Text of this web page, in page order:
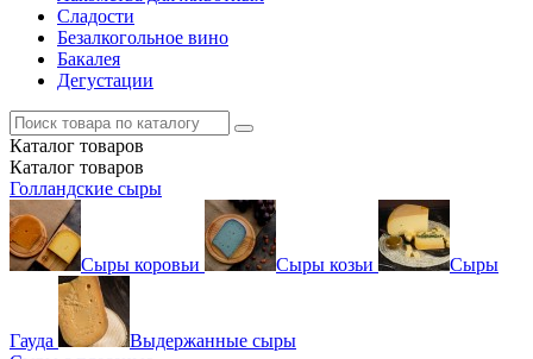
Сладости
Безалкогольное вино
Бакалея
Дегустации
Каталог товаров
Каталог товаров
Голландские сыры
Сыры коровьи Сыры козьи Сыры
Гауда
Выдержанные сыры